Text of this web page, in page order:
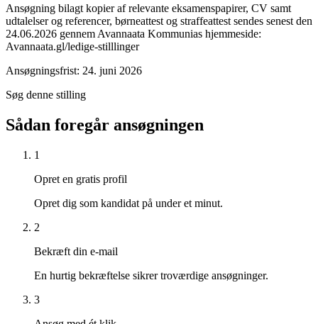
Ansøgning bilagt kopier af relevante eksamenspapirer, CV samt
udtalelser og referencer, børneattest og straffeattest sendes senest den
24.06.2026 gennem Avannaata Kommunias hjemmeside:
Avannaata.gl/ledige-stilllinger
Ansøgningsfrist: 24. juni 2026
Søg denne stilling
Sådan foregår ansøgningen
1
Opret en gratis profil
Opret dig som kandidat på under et minut.
2
Bekræft din e-mail
En hurtig bekræftelse sikrer troværdige ansøgninger.
3